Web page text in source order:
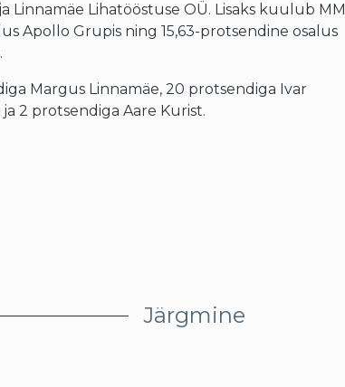
Linnamäe Lihatööstuse OÜ. Lisaks kuulub MM
Apollo Grupis ning 15,63-protsendine osalus
Margus Linnamäe, 20 protsendiga Ivar
2 protsendiga Aare Kurist.
Järgmine